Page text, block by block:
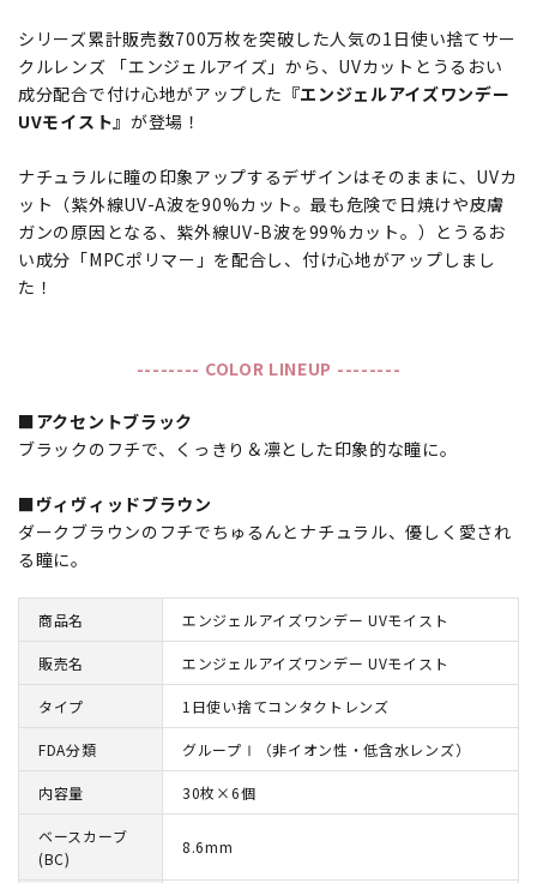
シリーズ累計販売数700万枚を突破した人気の1日使い捨てサー
クルレンズ 「エンジェルアイズ」から、UVカットとうるおい
成分配合で付け心地がアップした 『エンジェルアイズワンデー
UVモイスト』 が登場！
ナチュラルに瞳の印象アップするデザインはそのままに、UVカ
ット（紫外線UV-A波を90%カット。最も危険で日焼けや皮膚
ガンの原因となる、紫外線UV-B波を99%カット。）とうるお
い成分「MPCポリマー」を配合し、付け心地がアップしまし
た！
-------- COLOR LINEUP --------
■アクセントブラック
ブラックのフチで、くっきり＆凛とした印象的な瞳に。
■ヴィヴィッドブラウン
ダークブラウンのフチでちゅるんとナチュラル、優しく愛され
る瞳に。
商品名 エンジェルアイズワンデー UVモイスト
販売名 エンジェルアイズワンデー UVモイスト
タイプ 1日使い捨てコンタクトレンズ
FDA分類 グループⅠ（非イオン性・低含水レンズ）
内容量 30枚×6個
ベースカーブ
(BC)
8.6mm